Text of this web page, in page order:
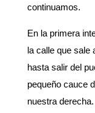
continuamos.
En la primera
la calle que sale
hasta salir del
pequeño cauce
nuestra derecha.